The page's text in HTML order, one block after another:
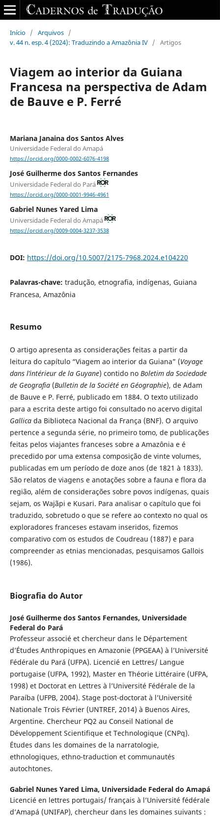
Início / Arquivos /
v. 44 n. esp. 4 (2024): Traduzindo a Amazônia IV / Artigos
Viagem ao interior da Guiana
Francesa na perspectiva de Adam
de Bauve e P. Ferré
Mariana Janaina dos Santos Alves
Universidade Federal do Amapá
https://orcid.org/0000-0002-6076-4198
José Guilherme dos Santos Fernandes
Universidade Federal do Pará
https://orcid.org/0000-0001-9946-4961
Gabriel Nunes Yared Lima
Universidade Federal do Amapá
https://orcid.org/0009-0004-3237-3538
DOI: https://doi.org/10.5007/2175-7968.2024.e104220
Palavras-chave: tradução, etnografia, indígenas, Guiana
Francesa, Amazônia
Resumo
O artigo apresenta as considerações feitas a partir da
leitura do capítulo “Viagem ao interior da Guiana” (Voyage
dans l’intérieur de la Guyane) contido no Boletim da Sociedade
de Geografia(Bulletin de la Société en Géographie), de Adam
de Bauve e P. Ferré, publicado em 1884. O texto utilizado
para a escrita deste artigo foi consultado no acervo digital
Gallicada Biblioteca Nacional da França (BNF). O arquivo
pertence a segunda série, no primeiro tomo, de publicações
feitas pelos viajantes franceses sobre a Amazônia e é
precedido por uma extensa composição de vinte volumes,
publicadas em um período de doze anos (de 1821 à 1833).
São relatos de viagens e anotações sobre a fauna e flora da
região, além de considerações sobre povos indígenas, quais
sejam, os Wajãpi e Kusari. Para analisar o capítulo que foi
traduzido, sobretudo o que se refere ao contexto no qual os
exploradores franceses estavam inseridos, fizemos
comparativo com os estudos de Coudreau (1887) e para
compreender as etnias mencionadas, pesquisamos Gallois
(1986).
Biografia do Autor
José Guilherme dos Santos Fernandes, Universidade
Federal do Pará
Professeur associé et chercheur dans le Département
d’Études Anthropiques en Amazonie (PPGEAA) à l’Université
Fédérale du Pará (UFPA). Licencié en Lettres/ Langue
portugaise (UFPA, 1992), Master en Théorie Littéraire (UFPA,
1998) et Doctorat en Lettres à l’Université Fédérale de la
Paraíba (UFPB, 2004). Stage post-doctorat à l’Université
Nationale Trois Février (UNTREF, 2014) à Buenos Aires,
Argentine. Chercheur PQ2 au Conseil National de
Développement Scientifique et Technologique (CNPq).
Études dans les domaines de la narratologie,
ethnologiques, ethno-traduction et communautés
autochtones.
Gabriel Nunes Yared Lima, Universidade Federal do Amapá
Licencié en lettres portugais/ français à l’Université fédérale
d’Amapá (UNIFAP), chercheur dans les domaines suivants :